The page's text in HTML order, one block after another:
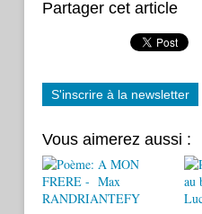
Partager cet article
S'inscrire à la newsletter
Vous aimerez aussi :